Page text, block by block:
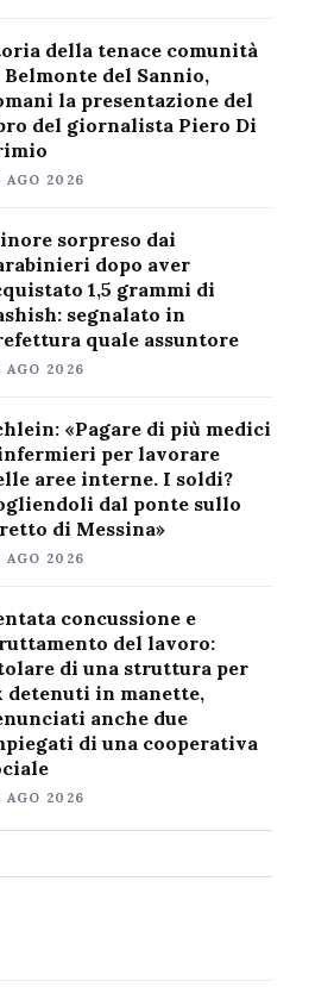
della tenace comunità
Belmonte del Sannio,
la presentazione del
del giornalista Piero Di
AGO 2026
sorpreso dai
dopo aver
1,5 grammi di
segnalato in
quale assuntore
AGO 2026
«Pagare di più medici
per lavorare
aree interne. I soldi?
dal ponte sullo
di Messina»
AGO 2026
concussione e
del lavoro:
di una struttura per
detenuti in manette,
anche due
di una cooperativa
AGO 2026